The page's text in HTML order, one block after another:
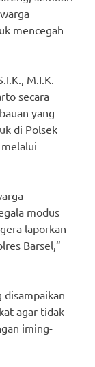
mencegah
M.I.K.
secara
yang
di Polsek
modus
laporkan
Barsel,”
disampaikan
agar tidak
iming-